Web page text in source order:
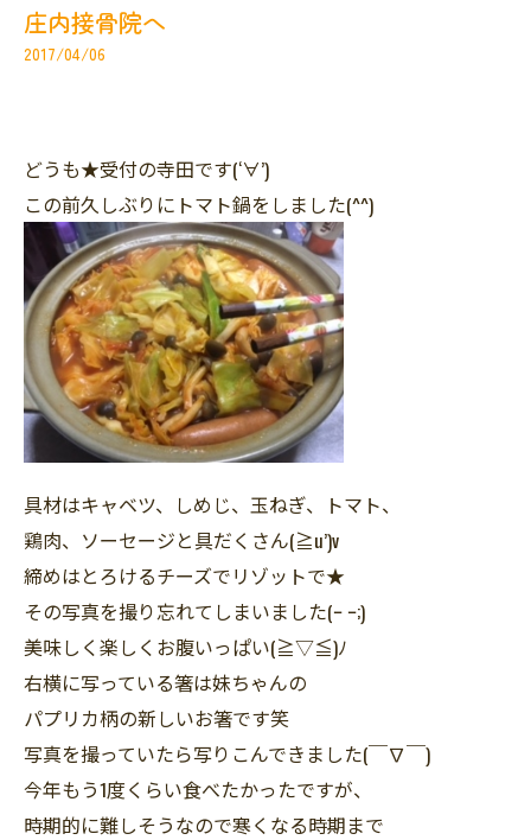
庄内接骨院へ
2017/04/06
どうも★受付の寺田です(‘∀’)
この前久しぶりにトマト鍋をしました(^^)
具材はキャベツ、しめじ、玉ねぎ、トマト、
鶏肉、ソーセージと具だくさん(≧u’)v
締めはとろけるチーズでリゾットで★
その写真を撮り忘れてしまいました(ｰ ｰ;)
美味しく楽しくお腹いっぱい(≧▽≦)ﾉ
右横に写っている箸は妹ちゃんの
パプリカ柄の新しいお箸です笑
写真を撮っていたら写りこんできました(￣∇￣)
今年もう1度くらい食べたかったですが、
時期的に難しそうなので寒くなる時期まで